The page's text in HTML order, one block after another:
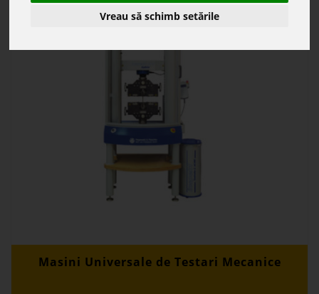
Vreau să schimb setările
Masini Universale de Testari Mecanice